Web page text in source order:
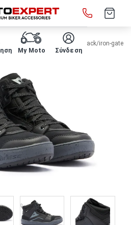
My Moto Σύνδεση
- WMN Suburb D-WP black/iron-gate/